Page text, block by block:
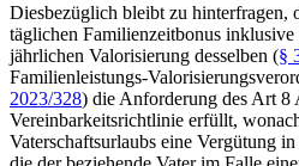
Diesbezüglich bleibt zu hinterfragen,
täglichen Familienzeitbonus inklusive
jährlichen Valorisierung desselben (§
Familienleistungs-
2023/328) die Anforderung des Art 8
Vereinbarkeitsrichtlinie erfüllt,
Vaterschaftsurlaubs eine Vergütung